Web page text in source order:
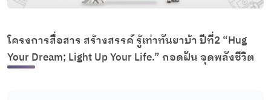
โครงการสื่อสาร สร้างสรรค์ รู้เท่าทันยาบ้า ปีที่2 “Hug
Your Dream; Light Up Your Life.” กอดฝัน จุดพลังชีวิต